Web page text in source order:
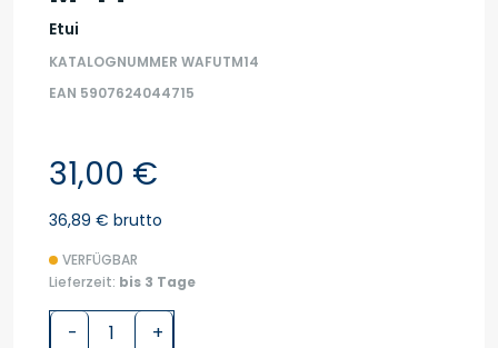
Etui
KATALOGNUMMER WAFUTM14
EAN 5907624044715
31,00 €
36,89 € brutto
VERFÜGBAR
Lieferzeit: bis 3 Tage
- +